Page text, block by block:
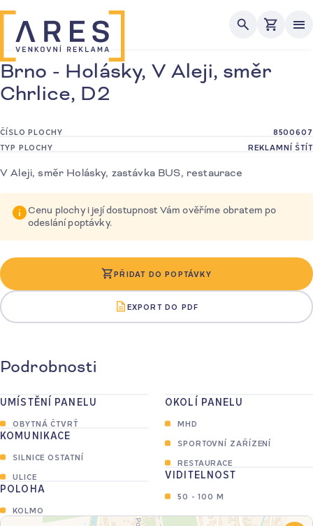
Brno - Holásky, V Aleji, směr
Chrlice, D2
ČÍSLO PLOCHY
8500607
TYP PLOCHY
REKLAMNÍ ŠTÍT
V Aleji, směr Holásky, zastávka BUS, restaurace
Cenu plochy i její dostupnost Vám ověříme obratem po
odeslání poptávky.
PŘIDAT DO POPTÁVKY
EXPORT DO PDF
Podrobnosti
UMÍSTĚNÍ PANELU
OBYTNÁ ČTVRŤ
KOMUNIKACE
SILNICE OSTATNÍ
ULICE
POLOHA
KOLMO
OKOLÍ PANELU
MHD
SPORTOVNÍ ZAŘÍZENÍ
RESTAURACE
VIDITELNOST
50 - 100 M